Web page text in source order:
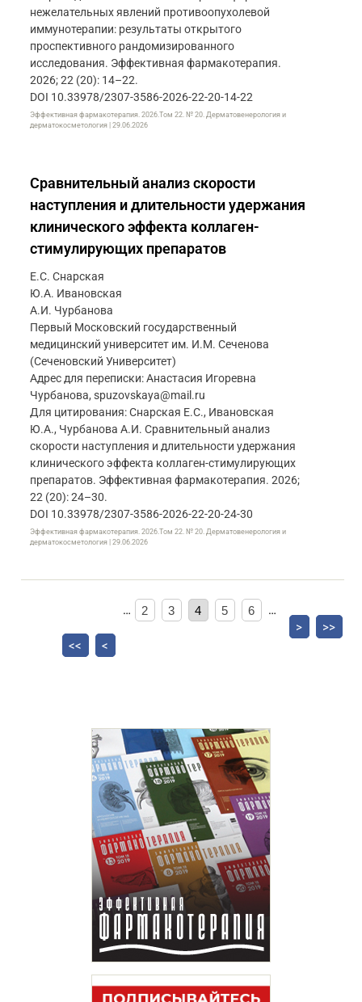
нежелательных явлений противоопухолевой
иммунотерапии: результаты открытого
проспективного рандомизированного
исследования. Эффективная фармакотерапия.
2026; 22 (20): 14–22.
DOI 10.33978/2307-3586-2026-22-20-14-22
Эффективная фармакотерапия. 2026.Том 22. № 20. Дерматовенерология и
дерматокосметология | 29.06.2026
Сравнительный анализ скорости
наступления и длительности удержания
клинического эффекта коллаген-
стимулирующих препаратов
Е.С. Снарская
Ю.А. Ивановская
А.И. Чурбанова
Первый Московский государственный
медицинский университет им. И.М. Сеченова
(Сеченовский Университет)
Адрес для переписки: Анастасия Игоревна
Чурбанова, spuzovskaya@mail.ru
Для цитирования: Снарская Е.С., Ивановская
Ю.А., Чурбанова А.И. Сравнительный анализ
скорости наступления и длительности удержания
клинического эффекта коллаген-стимулирующих
препаратов. Эффективная фармакотерапия. 2026;
22 (20): 24–30.
DOI 10.33978/2307-3586-2026-22-20-24-30
Эффективная фармакотерапия. 2026.Том 22. № 20. Дерматовенерология и
дерматокосметология | 29.06.2026
<< <
… 2 3 4 5 6
…
>
>>